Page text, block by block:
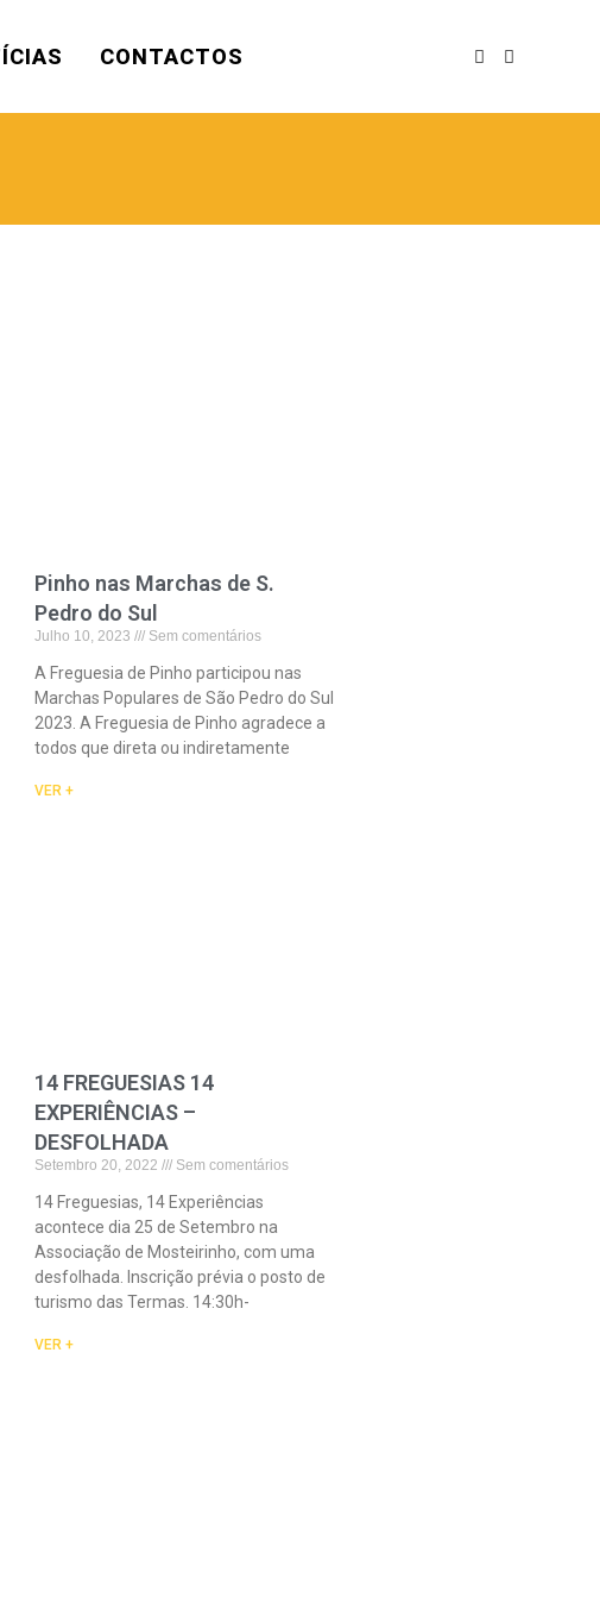
CONTACTOS
Pinho nas Marchas de S.
Pedro do Sul
Julho 10, 2023 Sem comentários
A Freguesia de Pinho participou nas
Marchas Populares de São Pedro do Sul
2023. A Freguesia de Pinho agradece a
todos que direta ou indiretamente
VER +
14 FREGUESIAS 14
EXPERIÊNCIAS –
DESFOLHADA
Setembro 20, 2022 Sem comentários
14 Freguesias, 14 Experiências
acontece dia 25 de Setembro na
Associação de Mosteirinho, com uma
desfolhada. Inscrição prévia o posto de
turismo das Termas. 14:30h-
VER +